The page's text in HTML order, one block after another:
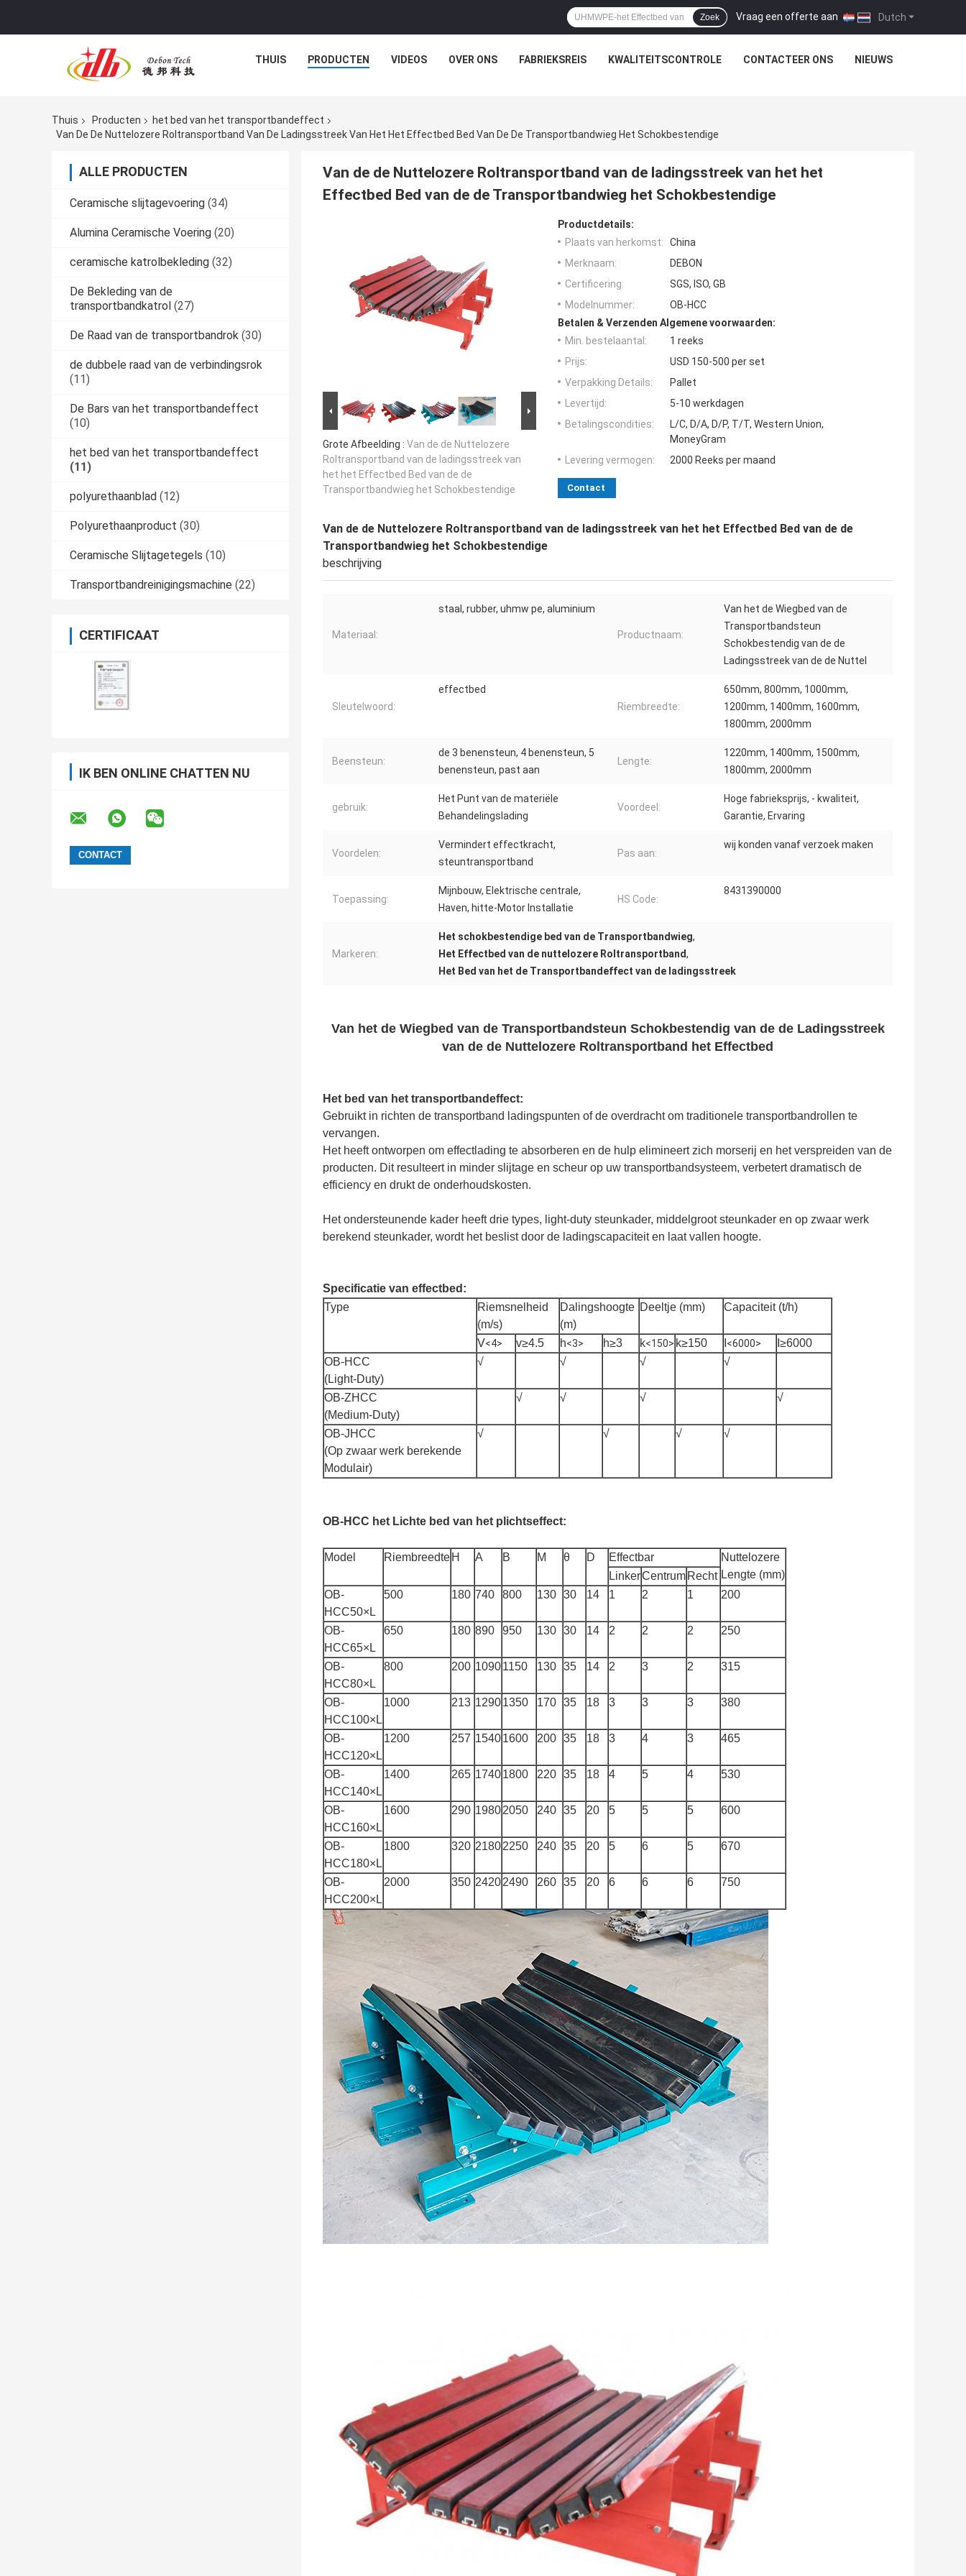
Dutch
Vraag een offerte aan |
Zoek
THUIS PRODUCTEN VIDEOS OVER ONS FABRIEKSREIS KWALITEITSCONTROLE CONTACTEER ONS NIEUWS
Thuis Producten
het bed van het transportbandeffect
Van De De Nuttelozere Roltransportband Van De Ladingsstreek Van Het Het Effectbed Bed Van De De Transportbandwieg Het Schokbestendige
ALLE PRODUCTEN
Ceramische slijtagevoering (34)
Alumina Ceramische Voering (20)
ceramische katrolbekleding (32)
De Bekleding van de
transportbandkatrol (27)
De Raad van de transportbandrok (30)
de dubbele raad van de verbindingsrok
(11)
De Bars van het transportbandeffect
(10)
het bed van het transportbandeffect
(11)
polyurethaanblad (12)
Polyurethaanproduct (30)
Ceramische Slijtagetegels (10)
Transportbandreinigingsmachine (22)
CERTIFICAAT
IK BEN ONLINE CHATTEN NU
Van de de Nuttelozere Roltransportband van de ladingsstreek van het het
Effectbed Bed van de de Transportbandwieg het Schokbestendige
Grote Afbeelding : Van de de Nuttelozere
Roltransportband van de ladingsstreek van
het het Effectbed Bed van de de
Transportbandwieg het Schokbestendige
Productdetails:
Plaats van herkomst:
China
Merknaam:
DEBON
Certificering:
SGS, ISO, GB
Modelnummer:
OB-HCC
Betalen & Verzenden Algemene voorwaarden:
Min. bestelaantal:
1 reeks
Prijs:
USD 150-500 per set
Verpakking Details:
Pallet
Levertijd:
5-10 werkdagen
Betalingscondities:
L/C, D/A, D/P, T/T, Western Union,
MoneyGram
Levering vermogen:
2000 Reeks per maand
Contact
Van de de Nuttelozere Roltransportband van de ladingsstreek van het het Effectbed Bed van de de
Transportbandwieg het Schokbestendige
beschrijving
Materiaal:
staal, rubber, uhmw pe, aluminium
Productnaam:
Van het de Wiegbed van de
Transportbandsteun
Schokbestendig van de de
Ladingsstreek van de de Nuttel
Sleutelwoord:
effectbed
Riembreedte:
650mm, 800mm, 1000mm,
1200mm, 1400mm, 1600mm,
1800mm, 2000mm
Beensteun:
de 3 benensteun, 4 benensteun, 5
benensteun, past aan
Lengte:
1220mm, 1400mm, 1500mm,
1800mm, 2000mm
gebruik:
Het Punt van de materiële
Behandelingslading
Voordeel:
Hoge fabrieksprijs, - kwaliteit,
Garantie, Ervaring
Voordelen:
Vermindert effectkracht,
steuntransportband
Pas aan:
wij konden vanaf verzoek maken
Toepassing:
Mijnbouw, Elektrische centrale,
Haven, hitte-Motor Installatie
HS Code:
8431390000
Markeren:
Het schokbestendige bed van de Transportbandwieg,
Het Effectbed van de nuttelozere Roltransportband,
Het Bed van het de Transportbandeffect van de ladingsstreek
Van het de Wiegbed van de Transportbandsteun Schokbestendig van de de Ladingsstreek
van de de Nuttelozere Roltransportband het Effectbed
Het bed van het transportbandeffect:
Gebruikt in richten de transportband ladingspunten of de overdracht om traditionele transportbandrollen te
vervangen.
Het heeft ontworpen om effectlading te absorberen en de hulp elimineert zich morserij en het verspreiden van de
producten. Dit resulteert in minder slijtage en scheur op uw transportbandsysteem, verbetert dramatisch de
efficiency en drukt de onderhoudskosten.
Het ondersteunende kader heeft drie types, light-duty steunkader, middelgroot steunkader en op zwaar werk
berekend steunkader, wordt het beslist door de ladingscapaciteit en laat vallen hoogte.
Specificatie van effectbed:
Type
Riemsnelheid
(m/s)
Dalingshoogte
(m)
Deeltje (mm) Capaciteit (t/h)
V<4> v≥4.5 h<3> h≥3 k<150> k≥150 <6000>
I≥6000
OB-HCC
(Light-Duty)
√ √ √ √
OB-ZHCC
(Medium-Duty)
√ √ √ √
OB-JHCC
(Op zwaar werk berekende
Modulair)
√ √ √ √
OB-HCC het Lichte bed van het plichtseffect:
Model Riembreedte H A B M θ D Effectbar
Nuttelozere
Lengte (mm)
LinkerCentrum Recht
OB-
HCC50×L
500 180 740 800 130 30 14 1 2 1 200
OB-
HCC65×L
650 180 890 950 130 30 14 2 2 2 250
OB-
HCC80×L
800 200 10901150 130 35 14 2 3 2 315
OB-
HCC100×L
1000 213 12901350 170 35 18 3 3 3 380
OB-
HCC120×L
1200 257 15401600 200 35 18 3 4 3 465
OB-
HCC140×L
1400 265 17401800 220 35 18 4 5 4 530
OB-
HCC160×L
1600 290 19802050 240 35 20 5 5 5 600
OB-
HCC180×L
1800 320 21802250 240 35 20 5 6 5 670
OB-
HCC200×L
2000 350 24202490 260 35 20 6 6 6 750